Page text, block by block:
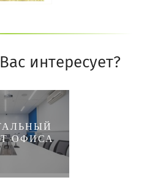
интересует?
ОФИСА